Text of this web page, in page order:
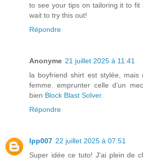
to see your tips on tailoring it to fit
wait to try this out!
Répondre
Anonyme 21 juillet 2025 à 11:41
la boyfriend shirt est stylée, mais
femme. emprunter celle d’un
bien Block Blast Solver.
Répondre
lpp007 22 juillet 2025 à 07:51
Super idée ce tuto! J'ai plein de